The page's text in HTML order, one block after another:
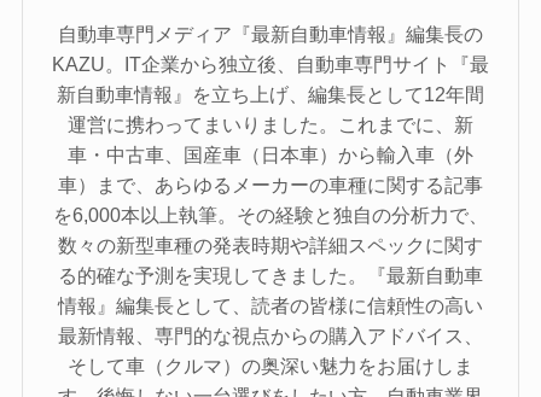
自動車専門メディア『最新自動車情報』編集長の
KAZU。IT企業から独立後、自動車専門サイト『最
新自動車情報』を立ち上げ、編集長として12年間
運営に携わってまいりました。これまでに、新
車・中古車、国産車（日本車）から輸入車（外
車）まで、あらゆるメーカーの車種に関する記事
を6,000本以上執筆。その経験と独自の分析力で、
数々の新型車種の発表時期や詳細スペックに関す
る的確な予測を実現してきました。『最新自動車
情報』編集長として、読者の皆様に信頼性の高い
最新情報、専門的な視点からの購入アドバイス、
そして車（クルマ）の奥深い魅力をお届けしま